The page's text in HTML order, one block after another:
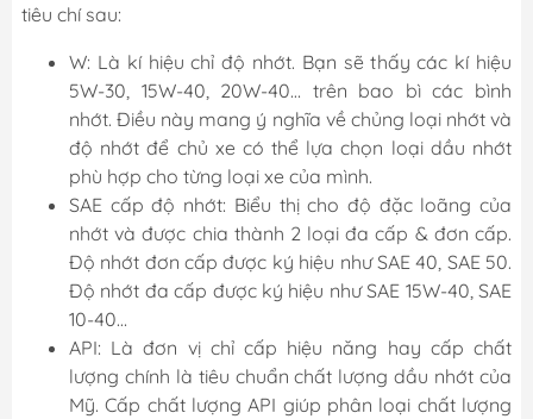
tiêu chí sau:
W: Là kí hiệu chỉ độ nhớt. Bạn sẽ thấy các kí hiệu
5W-30, 15W-40, 20W-40… trên bao bì các bình
nhớt. Điều này mang ý nghĩa về chủng loại nhớt và
độ nhớt để chủ xe có thể lựa chọn loại dầu nhớt
phù hợp cho từng loại xe của mình.
SAE cấp độ nhớt: Biểu thị cho độ đặc loãng của
nhớt và được chia thành 2 loại đa cấp & đơn cấp.
Độ nhớt đơn cấp được ký hiệu như SAE 40, SAE 50.
Độ nhớt đa cấp được ký hiệu như SAE 15W-40, SAE
10-40…
API: Là đơn vị chỉ cấp hiệu năng hay cấp chất
lượng chính là tiêu chuẩn chất lượng dầu nhớt của
Mỹ. Cấp chất lượng API giúp phân loại chất lượng